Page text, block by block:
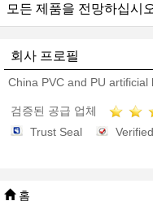
모든 제품을 전망하십시
회사 프로필
China PVC and PU
검증된 공급 업체
Trust Seal
홈